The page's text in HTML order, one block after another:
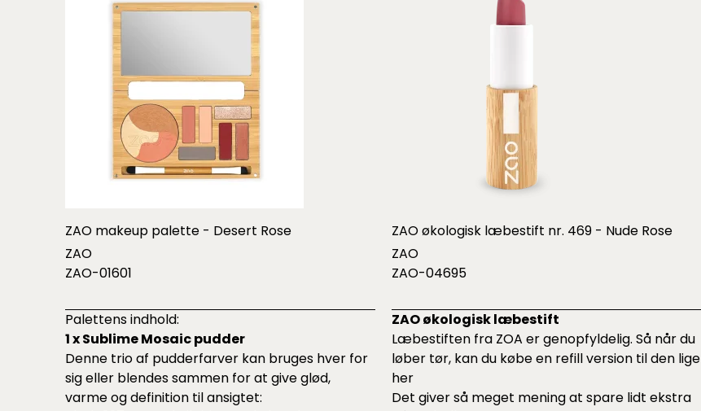
ZAO makeup palette - Desert Rose
ZAO
ZAO-01601
Palettens indhold:
1 x Sublime Mosaic pudder
Denne trio af pudderfarver kan bruges hver for
sig eller blendes sammen for at give glød,
varme og definition til ansigtet:
ZAO økologisk læbestift nr. 469 - Nude Rose
ZAO
ZAO-04695
ZAO økologisk læbestift
Læbestiften fra ZOA er genopfyldelig. Så når du
løber tør, kan du købe en refill version til den lige
her
Det giver så meget mening at spare lidt ekstra